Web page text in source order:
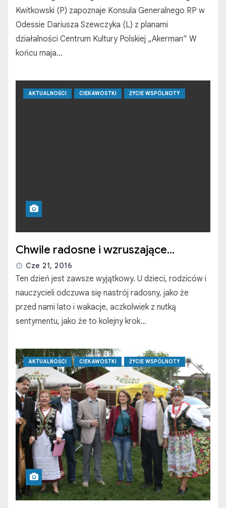
Kwitkowski (P) zapoznaje Konsula Generalnego RP w
Odessie Dariusza Szewczyka (L) z planami
działalności Centrum Kultury Polskiej „Аkerman” W
końcu maja…
AKTUALNOŚCI CIEKAWOSTKI ŻYCIE WSPÓLNOTY
Chwile radosne i wzruszające…
Cze 21, 2016
Ten dzień jest zawsze wyjątkowy. U dzieci, rodziców i
nauczycieli odczuwa się nastrój radosny, jako że
przed nami lato i wakacje, aczkolwiek z nutką
sentymentu, jako że to kolejny krok…
AKTUALNOŚCI CIEKAWOSTKI ŻYCIE WSPÓLNOTY